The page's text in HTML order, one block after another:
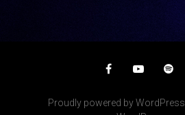
Proudly powered by WordPress